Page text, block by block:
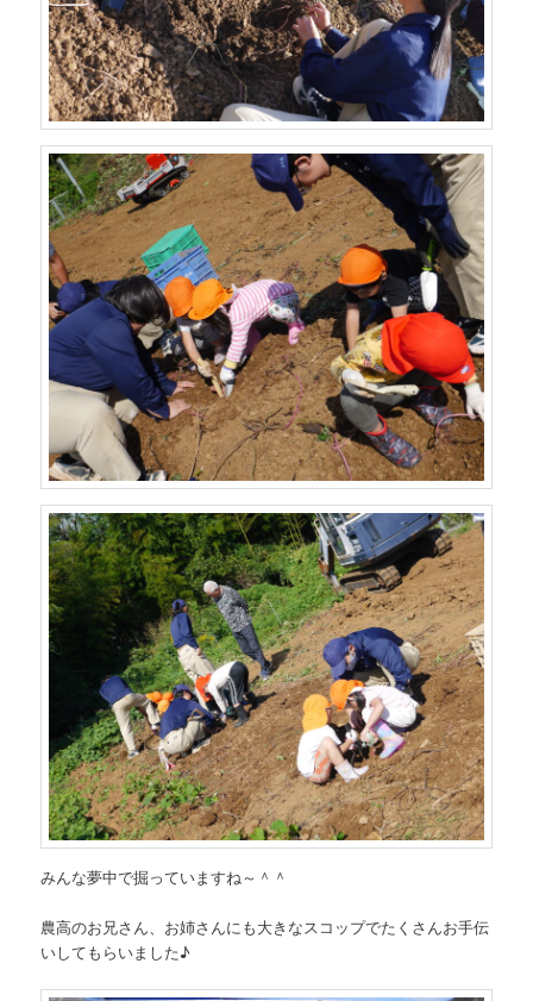
みんな夢中で掘っていますね～＾＾
農高のお兄さん、お姉さんにも大きなスコップでたくさんお手伝
いしてもらいました♪